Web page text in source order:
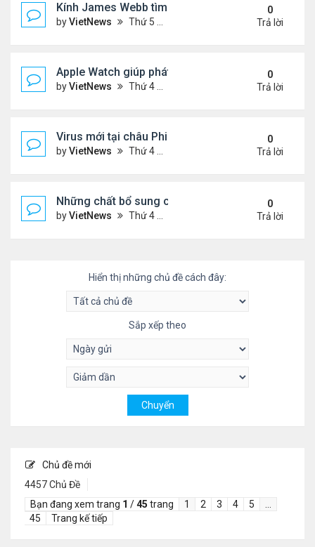
Kính James Webb tìm thấy thiên hà cổ xưa nhất
byVietNews Thứ 5 Tháng 7 21, 2022 11:05 am
0
Trả lời
Apple Watch giúp phát hiện khối u
byVietNews Thứ 4 Tháng 7 20, 2022 5:02 pm
0
Trả lời
Virus mới tại châu Phi nguy hiểm thế nào
byVietNews Thứ 4 Tháng 7 20, 2022 3:18 pm
0
Trả lời
Những chất bổ sung có thể giúp giảm huyết áp
byVietNews Thứ 4 Tháng 7 20, 2022 11:29 am
0
Trả lời
Hiển thị những chủ đề cách đây:
Sắp xếp theo
Chủ đề mới
4457 Chủ Đề
Bạn đang xem trang 1 /45 trang 1 2 3 4 5
45
Trang kế tiếp